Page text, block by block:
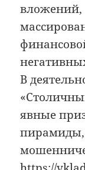
вложений,
В
явные